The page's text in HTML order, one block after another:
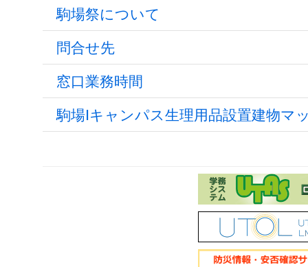
駒場祭について
問合せ先
窓口業務時間
駒場Ⅰキャンパス生理用品設置建物マ